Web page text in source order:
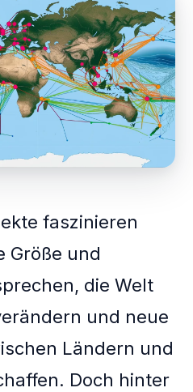
faszinieren
Größe und
die Welt
und neue
Ländern und
Doch hinter